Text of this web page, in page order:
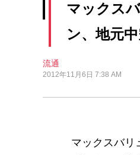
マックス
ン、地元
流通
2012年11月6日 7:38 AM
マックスバリ